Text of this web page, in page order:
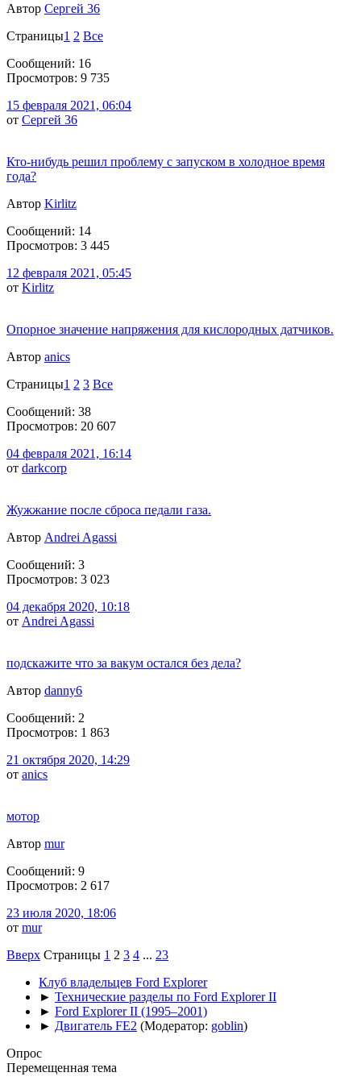
Автор Сергей 36
Страницы1 2 Все
Сообщений: 16
Просмотров: 9 735
15 февраля 2021, 06:04
от Сергей 36
Кто-нибудь решил проблему с запуском в холодное время
года?
Автор Kirlitz
Сообщений: 14
Просмотров: 3 445
12 февраля 2021, 05:45
от Kirlitz
Опорное значение напряжения для кислородных датчиков.
Автор anics
Страницы1 2 3 Все
Сообщений: 38
Просмотров: 20 607
04 февраля 2021, 16:14
от darkcorp
Жужжание после сброса педали газа.
Автор Andrei Agassi
Сообщений: 3
Просмотров: 3 023
04 декабря 2020, 10:18
от Andrei Agassi
подскажите что за вакум остался без дела?
Автор danny6
Сообщений: 2
Просмотров: 1 863
21 октября 2020, 14:29
от anics
мотор
Автор mur
Сообщений: 9
Просмотров: 2 617
23 июля 2020, 18:06
от mur
Вверх Страницы 1 2 3 4 ... 23
Клуб владельцев Ford Explorer
► Технические разделы по Ford Explorer II
► Ford Explorer II (1995–2001)
► Двигатель FE2 (Модератор: goblin)
Опрос
Перемещенная тема